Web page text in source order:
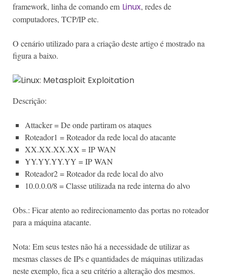
framework, linha de comando em Linux, redes de
computadores, TCP/IP etc.
O cenário utilizado para a criação deste artigo é mostrado na
figura a baixo.
Descrição:
Attacker = De onde partiram os ataques
Roteador1 = Roteador da rede local do atacante
XX.XX.XX.XX = IP WAN
YY.YY.YY.YY = IP WAN
Roteador2 = Roteador da rede local do alvo
10.0.0.0/8 = Classe utilizada na rede interna do alvo
Obs.: Ficar atento ao redirecionamento das portas no roteador
para a máquina atacante.
Nota: Em seus testes não há a necessidade de utilizar as
mesmas classes de IPs e quantidades de máquinas utilizadas
neste exemplo, fica a seu critério a alteração dos mesmos.